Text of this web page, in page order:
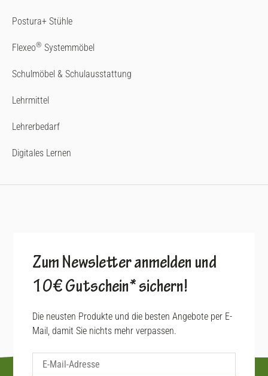
Postura+ Stühle
Flexeo® Systemmöbel
Schulmöbel & Schulausstattung
Lehrmittel
Lehrerbedarf
Digitales Lernen
Zum Newsletter anmelden und
10€ Gutschein* sichern!
Die neusten Produkte und die besten Angebote per E-
Mail, damit Sie nichts mehr verpassen.